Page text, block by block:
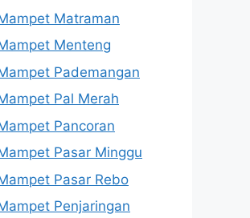
Matraman
Menteng
Pademangan
Pal Merah
Pancoran
Pasar Minggu
Pasar Rebo
Penjaringan